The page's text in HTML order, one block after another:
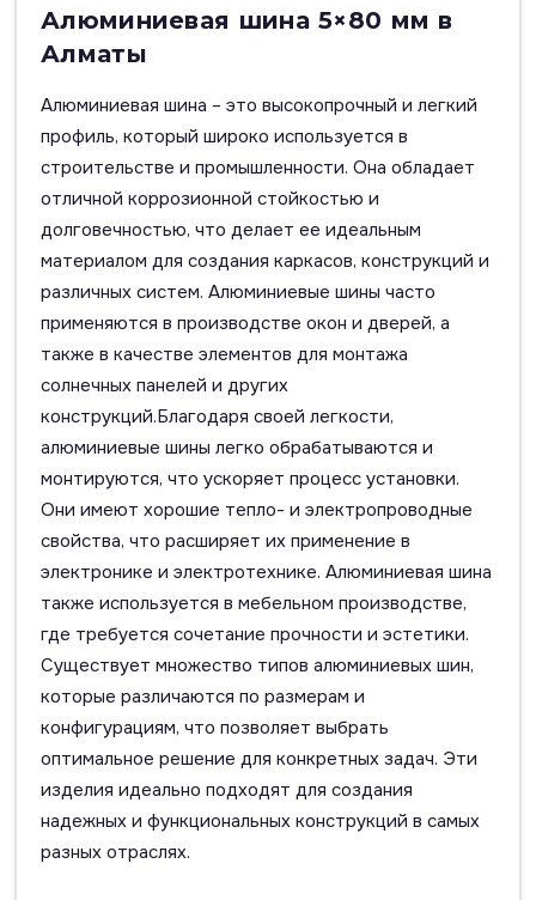
Алюминиевая шина 5×80 мм в
Алматы
Алюминиевая шина – это высокопрочный и легкий
профиль, который широко используется в
строительстве и промышленности. Она обладает
отличной коррозионной стойкостью и
долговечностью, что делает ее идеальным
материалом для создания каркасов, конструкций и
различных систем. Алюминиевые шины часто
применяются в производстве окон и дверей, а
также в качестве элементов для монтажа
солнечных панелей и других
конструкций.Благодаря своей легкости,
алюминиевые шины легко обрабатываются и
монтируются, что ускоряет процесс установки.
Они имеют хорошие тепло- и электропроводные
свойства, что расширяет их применение в
электронике и электротехнике. Алюминиевая шина
также используется в мебельном производстве,
где требуется сочетание прочности и эстетики.
Существует множество типов алюминиевых шин,
которые различаются по размерам и
конфигурациям, что позволяет выбрать
оптимальное решение для конкретных задач. Эти
изделия идеально подходят для создания
надежных и функциональных конструкций в самых
разных отраслях.